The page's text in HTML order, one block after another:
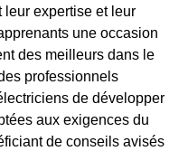
leur expertise et leur
une occasion
des meilleurs dans le
professionnels
de développer
aux exigences du
de conseils avisés